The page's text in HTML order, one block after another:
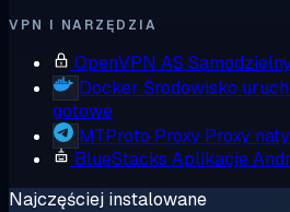
VPN I NARZĘDZIA
OpenVPN AS
Docker Środowisko
gotowe
MTProto Proxy Proxy
BlueStacks Aplikacje
Najczęściej instalowane